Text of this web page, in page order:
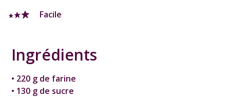
Facile
Ingrédients
• 220 g de farine
• 130 g de sucre